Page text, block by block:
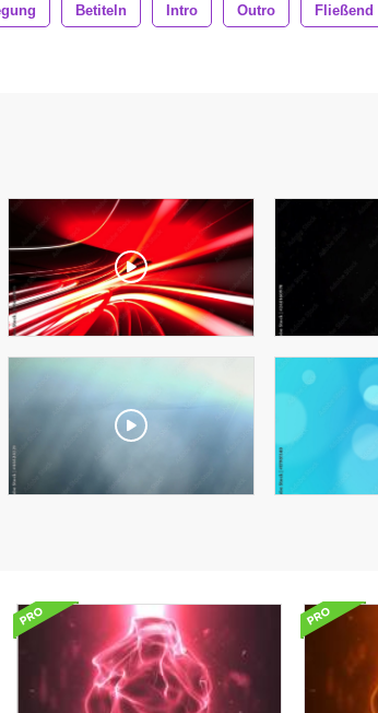
Betiteln Intro Outro Fließend